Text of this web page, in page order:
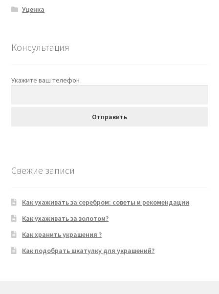
Уценка
Консультация
Укажите ваш телефон
Свежие записи
Как ухаживать за серебром: советы и рекомендации
Как ухаживать за золотом?
Как хранить украшения ?
Как подобрать шкатулку для украшений?